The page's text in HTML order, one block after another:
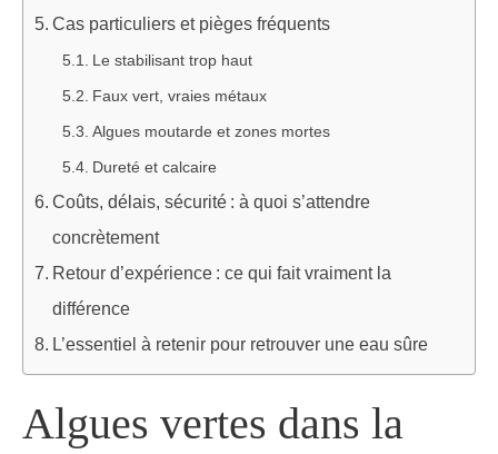
Cas particuliers et pièges fréquents
Le stabilisant trop haut
Faux vert, vraies métaux
Algues moutarde et zones mortes
Dureté et calcaire
Coûts, délais, sécurité : à quoi s’attendre
concrètement
Retour d’expérience : ce qui fait vraiment la
différence
L’essentiel à retenir pour retrouver une eau sûre
Algues vertes dans la